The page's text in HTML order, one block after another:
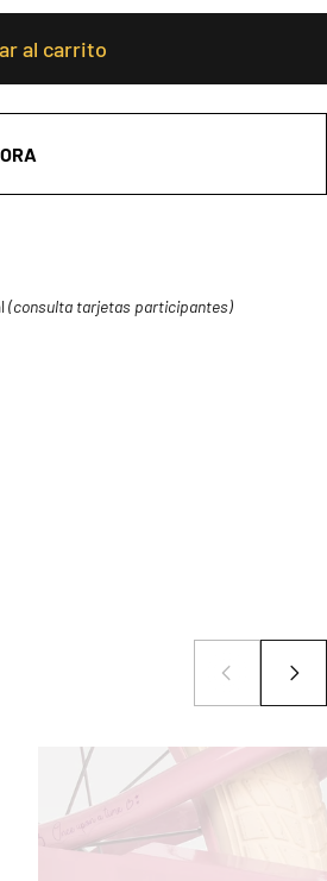
al carrito
(consulta tarjetas participantes)